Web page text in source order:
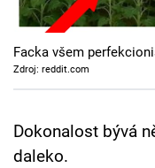
Cool Esport
Pořady
Sledujte prima+
Facka všem
Zdroj: reddit.com
Dokonalost bývá
daleko.